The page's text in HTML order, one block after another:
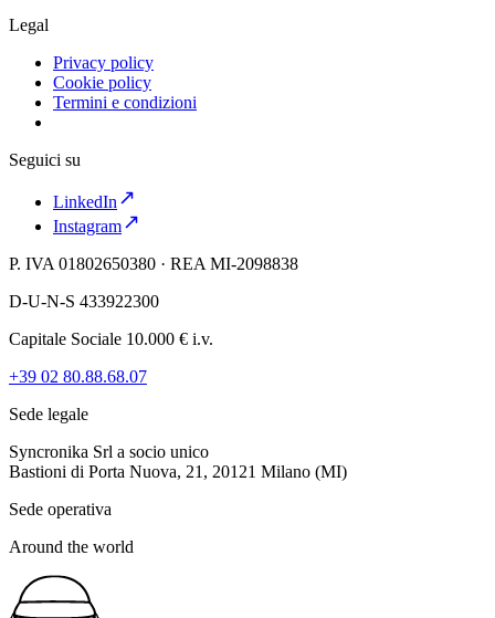
Legal
Privacy policy
Cookie policy
Termini e condizioni
Seguici su
LinkedIn
Instagram
P. IVA 01802650380 · REA MI-2098838
D-U-N-S 433922300
Capitale Sociale 10.000 € i.v.
+39 02 80.88.68.07
Sede legale
Syncronika Srl a socio unico
Bastioni di Porta Nuova, 21, 20121 Milano (MI)
Sede operativa
Around the world